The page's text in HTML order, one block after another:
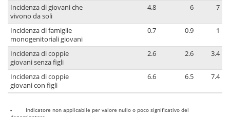
Incidenza di giovani che
vivono da soli
4.8 6 7
Incidenza di famiglie
monogenitoriali giovani
0.7 0.9 1
Incidenza di coppie
giovani senza figli
2.6 2.6 3.4
Incidenza di coppie
giovani con figli
6.6 6.5 7.4
-
Indicatore non applicabile per valore nullo o poco significativo del